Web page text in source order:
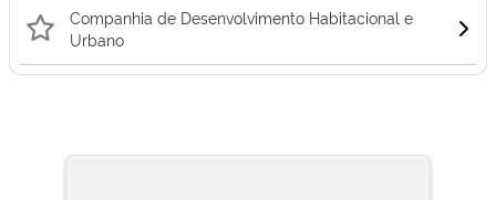
Companhia de Desenvolvimento Habitacional e
Urbano